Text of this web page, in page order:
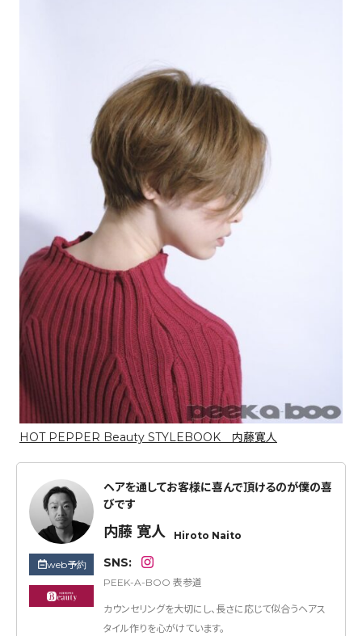
HOT PEPPER Beauty STYLEBOOK 内藤寛人
web予約
ヘアを通してお客様に喜んで頂けるのが僕の喜
びです
内藤 寛人 Hiroto Naito
SNS:
PEEK-A-BOO 表参道
カウンセリングを大切にし、長さに応じて似合うヘアス
タイル作りを心がけています。